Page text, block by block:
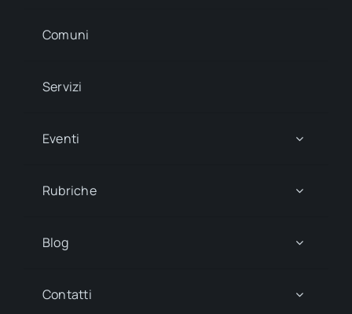
Gli Alpini di Valdobbiadene, gli Alpini di